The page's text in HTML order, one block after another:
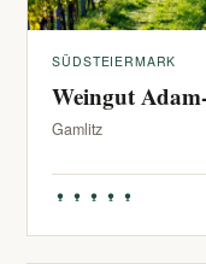
SÜDSTEIERMARK
Weingut
Gamlitz